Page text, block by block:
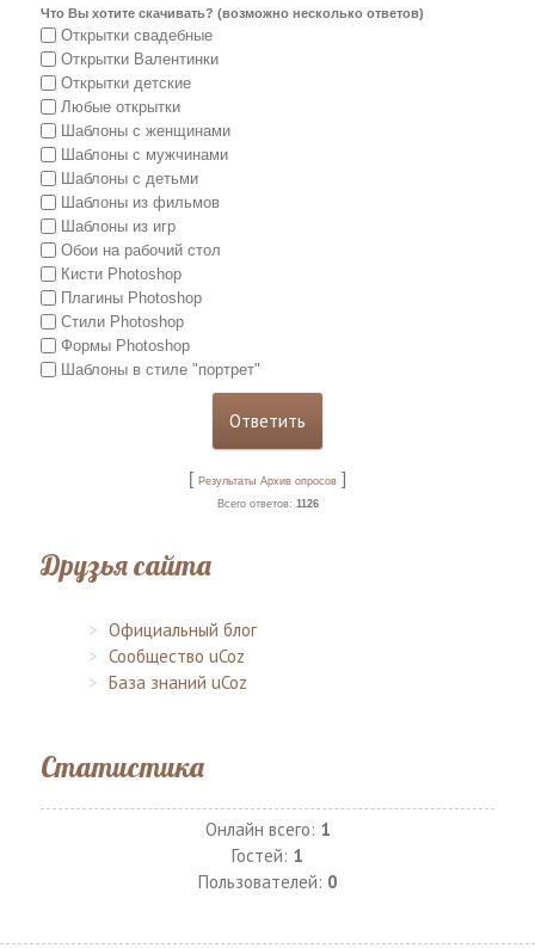
Что Вы хотите скачивать? (возможно несколько ответов)
Открытки свадебные
Открытки Валентинки
Открытки детские
Любые открытки
Шаблоны с женщинами
Шаблоны с мужчинами
Шаблоны с детьми
Шаблоны из фильмов
Шаблоны из игр
Обои на рабочий стол
Кисти Photoshop
Плагины Photoshop
Стили Photoshop
Формы Photoshop
Шаблоны в стиле "портрет"
[ Результаты Архив опросов ]
Всего ответов: 1126
Друзья сайта
Официальный блог
Сообщество uCoz
База знаний uCoz
Статистика
Онлайн всего: 1
Гостей: 1
Пользователей: 0